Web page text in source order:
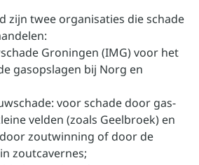
zijn twee organisaties die schade
Groningen (IMG) voor het
gasopslagen bij Norg en
voor schade door gas-
velden (zoals Geelbroek) en
zoutwinning of door de
zoutcavernes;